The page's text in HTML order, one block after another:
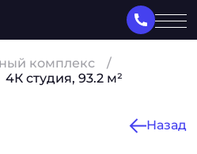
комплекс
4К студия, 93.2 м²
Назад